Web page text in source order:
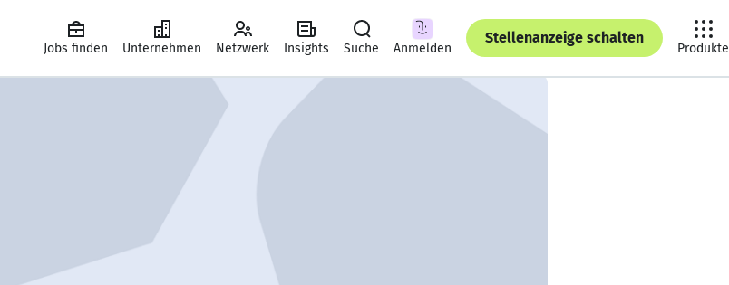
Jobs finden Unternehmen Netzwerk Insights Suche Anmelden
Stellenanzeige schalten
Produkte